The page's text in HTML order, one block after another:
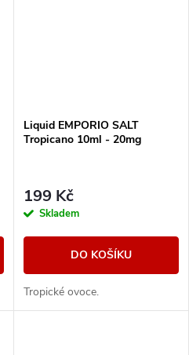
Liquid EMPORIO SALT
Tropicano 10ml - 20mg
199 Kč
Skladem
DO KOŠÍKU
Tropické ovoce.